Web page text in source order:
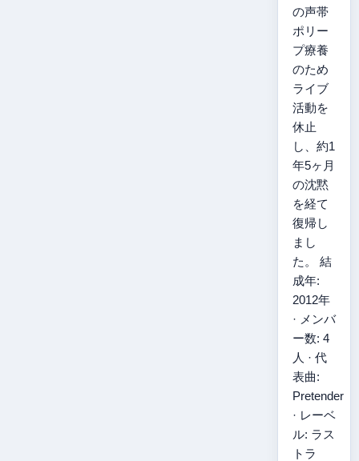
の声帯
ポリー
プ療養
のため
ライブ
活動を
休止
し、約1
年5ヶ月
の沈黙
を経て
復帰し
まし
た。 結
成年:
2012年
· メンバ
ー数: 4
人 · 代
表曲:
Pretender
· レーベ
ル: ラス
トラ